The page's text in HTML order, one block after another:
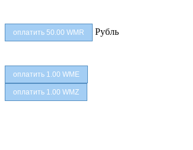
Рубль